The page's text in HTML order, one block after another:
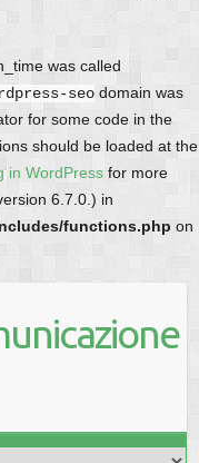
was called
seo domain was
for some code in the
should be loaded at the
in WordPress for more
6.7.0.) in
functions.php on